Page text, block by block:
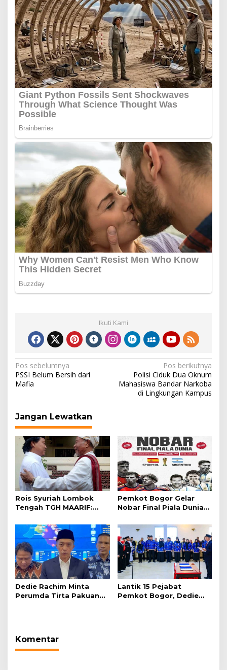
Ikuti Kami
Navigasi
pos
Pos sebelumnya
PSSI Belum Bersih dari
Mafia
Pos berikutnya
Polisi Ciduk Dua Oknum
Mahasiswa Bandar Narkoba
di Lingkungan Kampus
Jangan Lewatkan
Rois Syuriah Lombok
Tengah TGH MAARIF:
Abad Kedua NU”
Pemkot Bogor Gelar
Nobar Final Piala Dunia
Dedie Rachim Minta
Perumda Tirta Pakuan
Lantik 15 Pejabat
Pemkot Bogor, Dedie
Komentar